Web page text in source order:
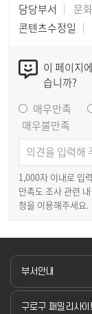
담당부서 문
콘텐츠수정일
이 페이지
습니까?
매우만족
매우불만족
1,000자 이내로 입
만족도 조사 관련
청을 이용해주세요.
부서안내
구로구 패밀리사이